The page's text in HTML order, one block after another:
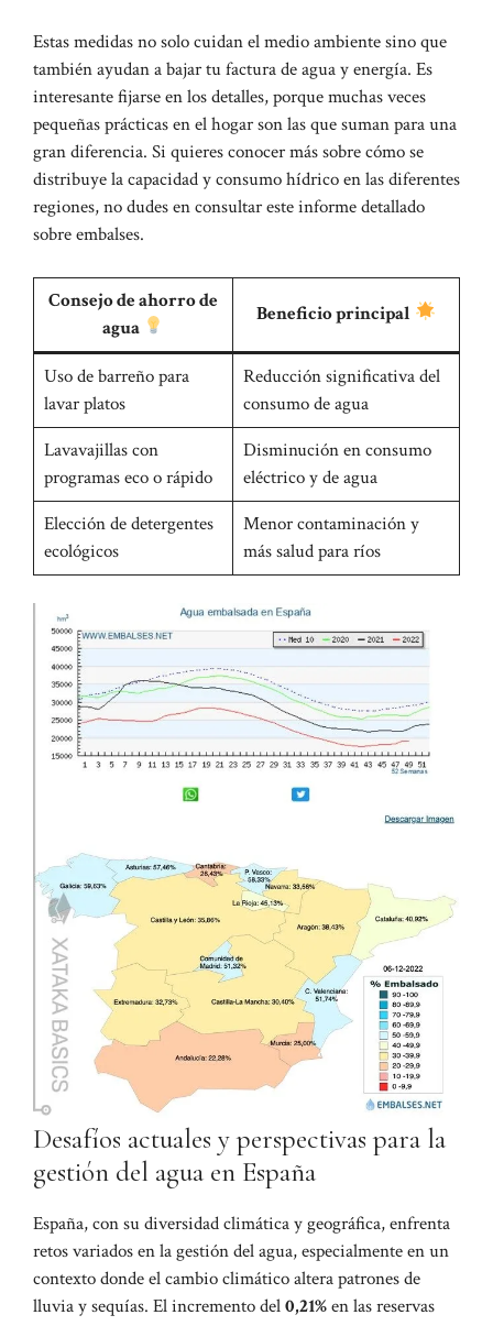
Estas medidas no solo cuidan el medio ambiente sino que
también ayudan a bajar tu factura de agua y energía. Es
interesante fijarse en los detalles, porque muchas veces
pequeñas prácticas en el hogar son las que suman para una
gran diferencia. Si quieres conocer más sobre cómo se
distribuye la capacidad y consumo hídrico en las diferentes
regiones, no dudes en consultar esteinforme detallado
sobre embalses.
Consejo de ahorro de
agua
Beneficio principal
Uso de barreño para
lavar platos
Reducción significativa del
consumo de agua
Lavavajillas con
programas eco o rápido
Disminución en consumo
eléctrico y de agua
Elección de detergentes
ecológicos
Menor contaminación y
más salud para ríos
Desafíos actuales y perspectivas para la
gestión del agua en España
España, con su diversidad climática y geográfica, enfrenta
retos variados en la gestión del agua, especialmente en un
contexto donde el cambio climático altera patrones de
lluvia y sequías. El incremento del0,21%en las reservas